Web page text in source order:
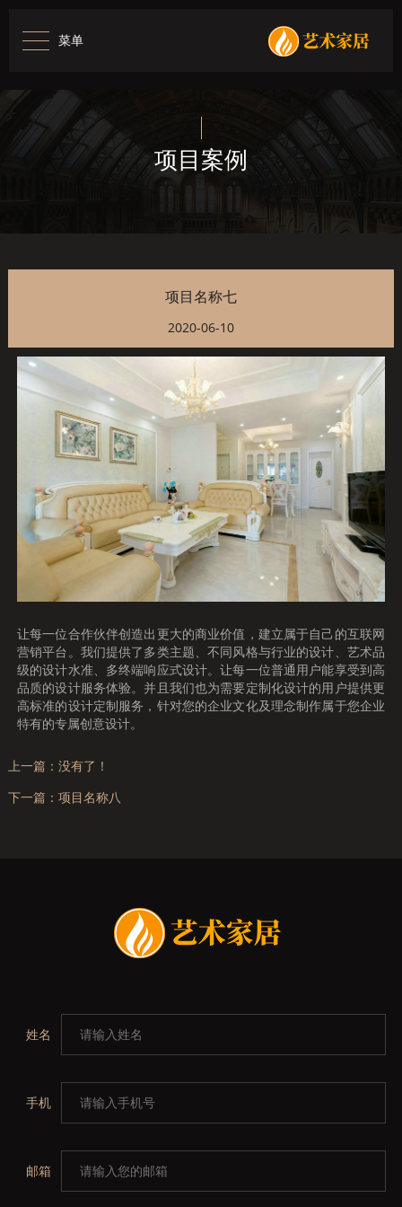
菜单
项目案例
项目名称七
2020-06-10
让每一位合作伙伴创造出更大的商业价值，建立属于自己的互联网
营销平台。我们提供了多类主题、不同风格与行业的设计、艺术品
级的设计水准、多终端响应式设计。让每一位普通用户能享受到高
品质的设计服务体验。并且我们也为需要定制化设计的用户提供更
高标准的设计定制服务，针对您的企业文化及理念制作属于您企业
特有的专属创意设计。
上一篇：没有了！
下一篇： 项目名称八
姓名
手机
邮箱